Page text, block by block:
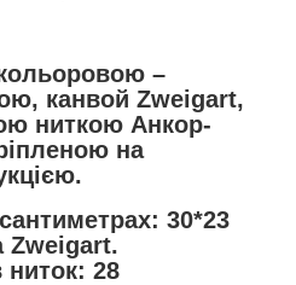
–
канвой Zweigart,
ниткою Анкор-
на
30*23
Zweigart.
ниток: 28